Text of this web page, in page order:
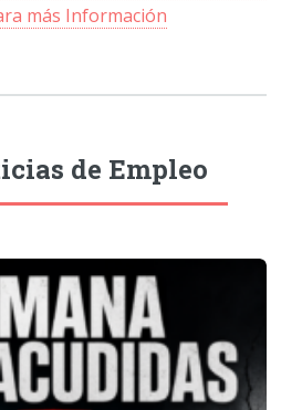
más Información
de Empleo